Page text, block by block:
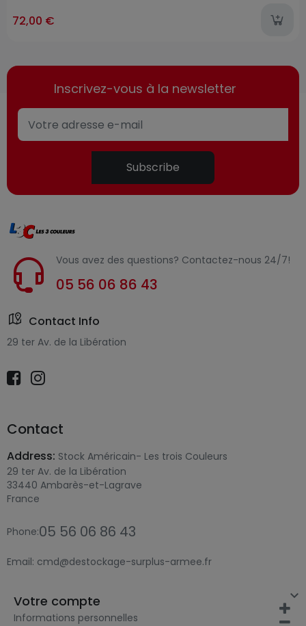
72,00 €
Inscrivez-vous à la newsletter
Subscribe
Vous avez des questions? Contactez-nous 24/7!
05 56 06 86 43
Contact Info
29 ter Av. de la Libération
Contact
Address: Stock Américain- Les trois Couleurs
29 ter Av. de la Libération
33440 Ambarès-et-Lagrave
France
Phone:05 56 06 86 43
Email: cmd@destockage-surplus-armee.fr

Votre compte
Informations personnelles